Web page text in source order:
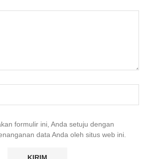
formulir ini, Anda setuju dengan
data Anda oleh situs web ini.